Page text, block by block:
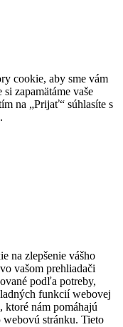
cookie, aby sme vám
zapamätáme vaše
na „Prijať“ súhlasíte s
na zlepšenie vášho
vašom prehliadači
podľa potreby,
funkcií webovej
ktoré nám pomáhajú
stránku. Tieto